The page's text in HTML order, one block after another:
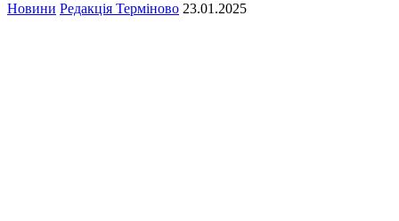
Новини Редакція Терміново 23.01.2025